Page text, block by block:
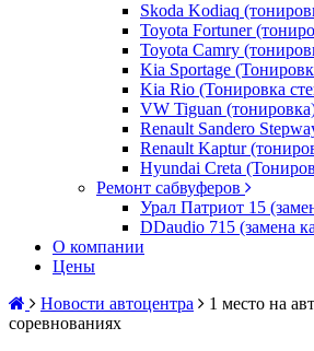
Skoda Kodiaq
Toyota Fortuner
Toyota Camry
Kia Sportage
Kia Rio (Тонировка
VW Tiguan
Renault Sandero
Renault Kaptur
Hyundai Creta
Ремонт сабвуферов
Урал Патриот 15
DDaudio 715 (замена
О компании
Цены
Новости автоцентра
1 место на
соревнованиях